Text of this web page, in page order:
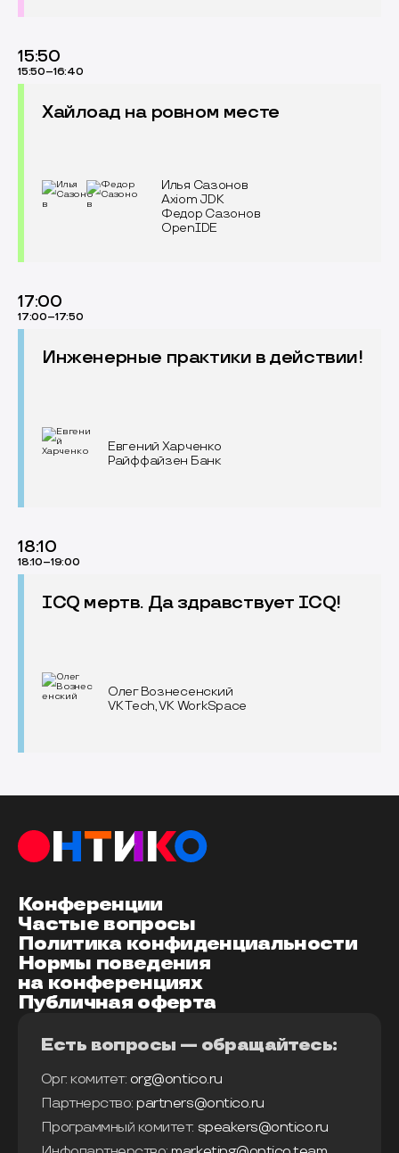
15:50–16:40
15:50
Илья Сазонов
Axiom JDK
Федор Сазонов
OpenIDE
Хайлоад на ровном месте
17:00–17:50
17:00
Евгений Харченко
Райффайзен Банк
Инженерные практики в действии!
18:10–19:00
18:10
Олег Вознесенский
VK Tech, VK WorkSpace
ICQ мертв. Да здравствует ICQ!
Конференции
Частые вопросы
Политика конфиденциальности
Нормы поведения
на конференциях
Публичная оферта
Есть вопросы — обращайтесь:
Орг. комитет: org@ontico.ru
Партнерство: partners@ontico.ru
Программный комитет: speakers@ontico.ru